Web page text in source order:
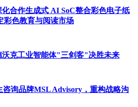
合作生成式 AI SoC整合彩色电子纸
彩色教育与阅读市场
沃克工业智能体"三剑客"决胜未来
询品牌MSL Advisory，重构战略沟